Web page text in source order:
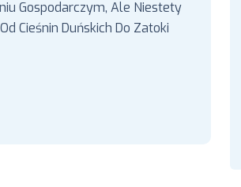
Gospodarczym, Ale Niestety
Cieśnin Duńskich Do Zatoki